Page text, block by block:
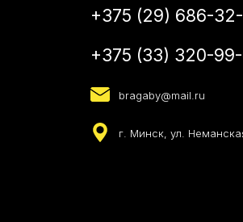
+375 (29) 686-
+375 (33) 320-
bragaby@mail.ru
г. Минск, ул.